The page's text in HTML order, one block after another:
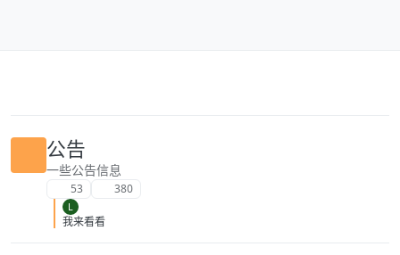
公告
一些公告信息
53 380
L
我来看看